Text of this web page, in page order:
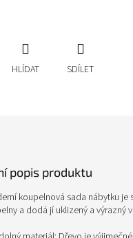
HLÍDAT SDÍLET
popis produktu
koupelnová sada nábytku je
a dodá jí uklizený a výrazný